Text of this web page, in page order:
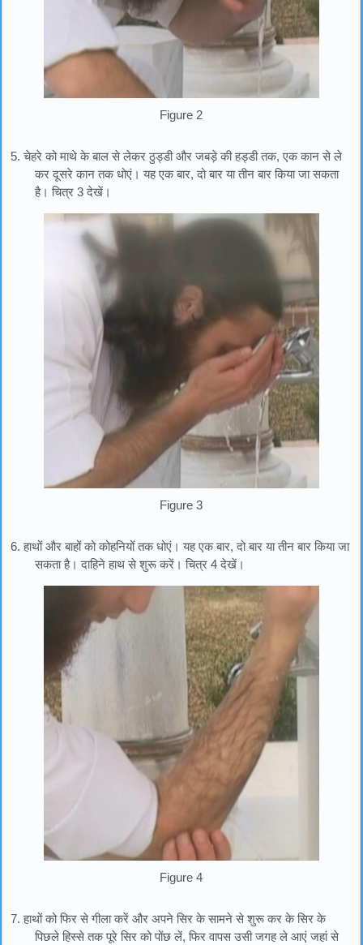
Figure 2
5. चेहरे को माथे के बाल से लेकर ठुड्डी और जबड़े की हड्डी तक, एक कान से ले
कर दूसरे कान तक धोएं। यह एक बार, दो बार या तीन बार किया जा सकता
है। चित्र 3 देखें।
Figure 3
6. हाथों और बाहों को कोहनियों तक धोएं। यह एक बार, दो बार या तीन बार किया जा
सकता है। दाहिने हाथ से शुरू करें। चित्र 4 देखें।
Figure 4
7. हाथों को फिर से गीला करें और अपने सिर के सामने से शुरू कर के सिर के
पिछले हिस्से तक पूरे सिर को पोंछ लें, फिर वापस उसी जगह ले आएं जहां से